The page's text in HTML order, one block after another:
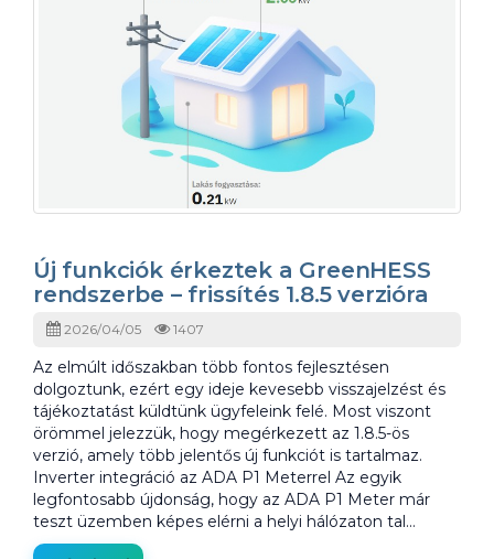
Új funkciók érkeztek a GreenHESS
rendszerbe – frissítés 1.8.5 verzióra
2026/04/05 1407
Az elmúlt időszakban több fontos fejlesztésen
dolgoztunk, ezért egy ideje kevesebb visszajelzést és
tájékoztatást küldtünk ügyfeleink felé. Most viszont
örömmel jelezzük, hogy megérkezett az 1.8.5-ös
verzió, amely több jelentős új funkciót is tartalmaz.
Inverter integráció az ADA P1 Meterrel Az egyik
legfontosabb újdonság, hogy az ADA P1 Meter már
teszt üzemben képes elérni a helyi hálózaton tal…